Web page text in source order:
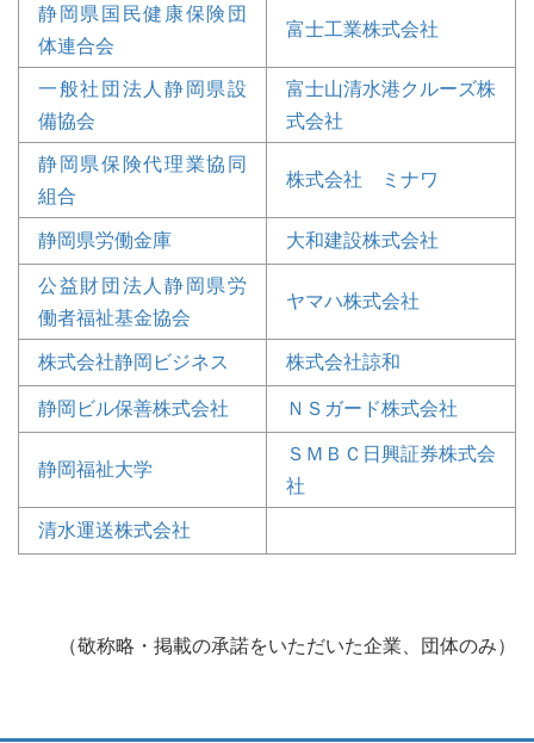
静岡県国民健康保険団
体連合会
富士工業株式会社
一般社団法人静岡県設
備協会
富士山清水港クルーズ株
式会社
静岡県保険代理業協同
組合
株式会社 ミナワ
静岡県労働金庫 大和建設株式会社
公益財団法人静岡県労
働者福祉基金協会
ヤマハ株式会社
株式会社静岡ビジネス 株式会社諒和
静岡ビル保善株式会社 ＮＳガード株式会社
静岡福祉大学
ＳＭＢＣ日興証券株式会
社
清水運送株式会社
（敬称略・掲載の承諾をいただいた企業、団体のみ）